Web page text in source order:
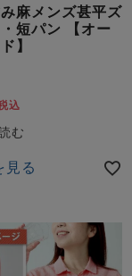
着
新着商品
Arrival -
麻メンズ甚平ズ
短パン 【オー
】
込
見る